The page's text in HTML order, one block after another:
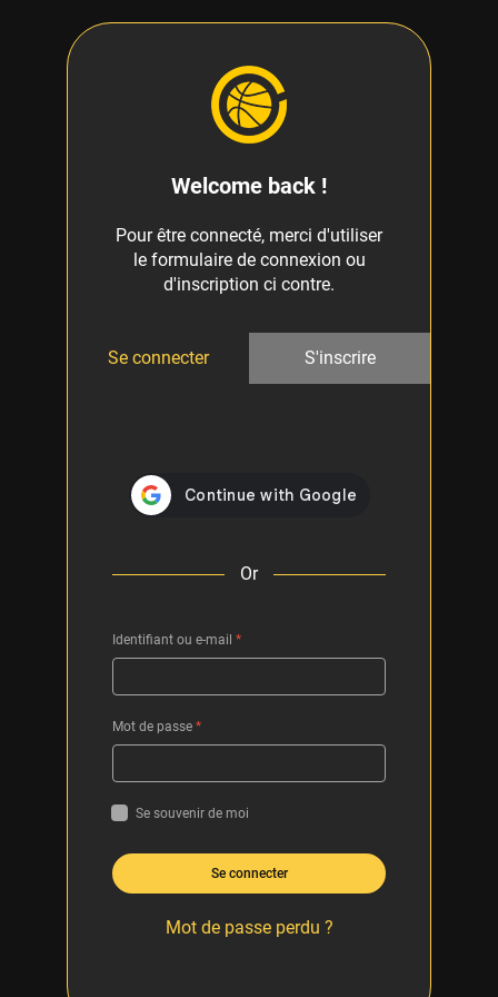
Welcome back !
Pour être connecté, merci d'utiliser
le formulaire de connexion ou
d'inscription ci contre.
Se connecter S'inscrire
Or
Identifiant ou e-mail *
Mot de passe *
Se souvenir de moi
Se connecter
Mot de passe perdu ?